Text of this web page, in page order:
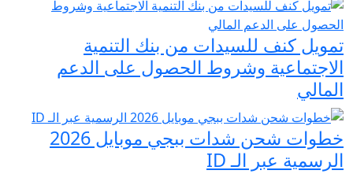
تمويل كنف للسيدات من بنك التنمية
الاجتماعية وشروط الحصول على الدعم
المالي
خطوات شحن شدات ببجي موبايل 2026
الرسمية عبر الـ ID